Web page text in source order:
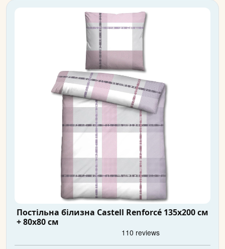
Постільна білизна Castell Renforcé 135x200 см
+ 80x80 см